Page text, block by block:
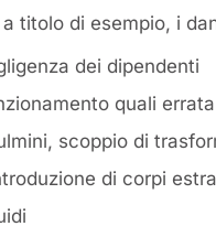
titolo di esempio, i
dei dipendenti
quali
scoppio di
di corpi